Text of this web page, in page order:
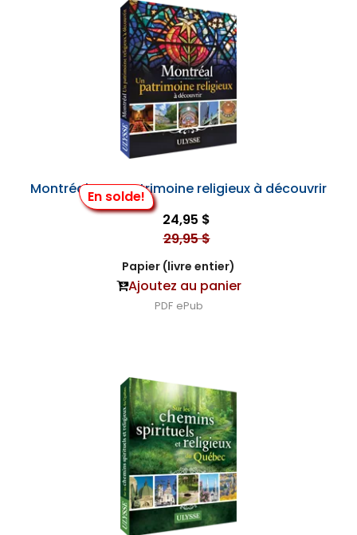
En solde!
Montréal - Un patrimoine religieux à découvrir
24,95 $
29,95 $
Papier (livre entier)
Ajoutez au panier
PDF ePub